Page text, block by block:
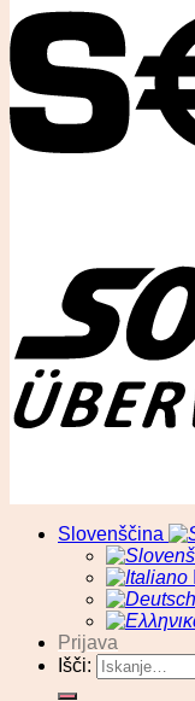
Slovenščina
Prijava
Išči: